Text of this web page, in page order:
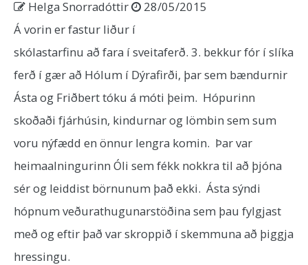
Helga Snorradóttir
28/05/2015
Á vorin er fastur liður í
skólastarfinu að fara í sveitaferð. 3. bekkur fór í slíka
ferð í gær að Hólum í Dýrafirði, þar sem bændurnir
Ásta og Friðbert tóku á móti þeim. Hópurinn
skoðaði fjárhúsin, kindurnar og lömbin sem sum
voru nýfædd en önnur lengra komin. Þar var
heimaalningurinn Óli sem fékk nokkra til að þjóna
sér og leiddist börnunum það ekki. Ásta sýndi
hópnum veðurathugunarstöðina sem þau fylgjast
með og eftir það var skroppið í skemmuna að þiggja
hressingu.